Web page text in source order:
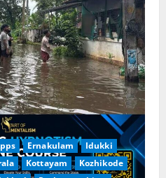
Ernakulam
Idukki
Kottayam
Kozhikode